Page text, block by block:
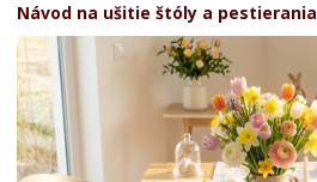
Návod na ušitie štóly a pestierania